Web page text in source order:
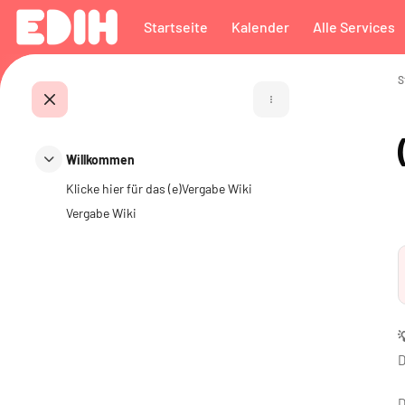
Zum Hauptinhalt
Einklappen
Willkommen
Klicke hier für das (e)Vergabe Wiki
Vergabe Wiki
Startseite Kalender Alle Services
Kursindex öffnen